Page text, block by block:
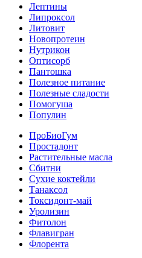
Лептины
Липроксол
Литовит
Новопротеин
Нутрикон
Оптисорб
Пантошка
Полезное питание
Полезные сладости
Помогуша
Популин
ПроБиоГум
Простадонт
Растительные масла
Сбитни
Сухие коктейли
Танаксол
Токсидонт-май
Уролизин
Фитолон
Флавигран
Флорента